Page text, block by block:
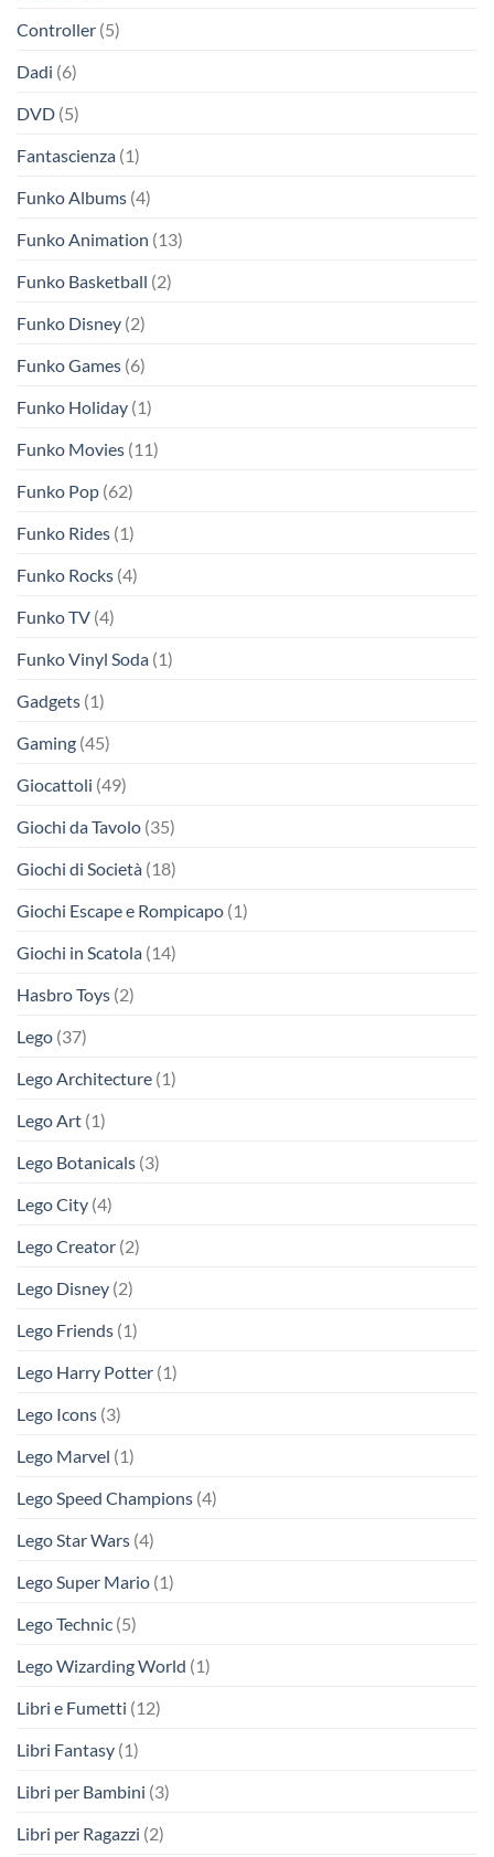
Controller (5)
Dadi (6)
DVD (5)
Fantascienza (1)
Funko Albums (4)
Funko Animation (13)
Funko Basketball (2)
Funko Disney (2)
Funko Games (6)
Funko Holiday (1)
Funko Movies (11)
Funko Pop (62)
Funko Rides (1)
Funko Rocks (4)
Funko TV (4)
Funko Vinyl Soda (1)
Gadgets (1)
Gaming (45)
Giocattoli (49)
Giochi da Tavolo (35)
Giochi di Società (18)
Giochi Escape e Rompicapo (1)
Giochi in Scatola (14)
Hasbro Toys (2)
Lego (37)
Lego Architecture (1)
Lego Art (1)
Lego Botanicals (3)
Lego City (4)
Lego Creator (2)
Lego Disney (2)
Lego Friends (1)
Lego Harry Potter (1)
Lego Icons (3)
Lego Marvel (1)
Lego Speed Champions (4)
Lego Star Wars (4)
Lego Super Mario (1)
Lego Technic (5)
Lego Wizarding World (1)
Libri e Fumetti (12)
Libri Fantasy (1)
Libri per Bambini (3)
Libri per Ragazzi (2)